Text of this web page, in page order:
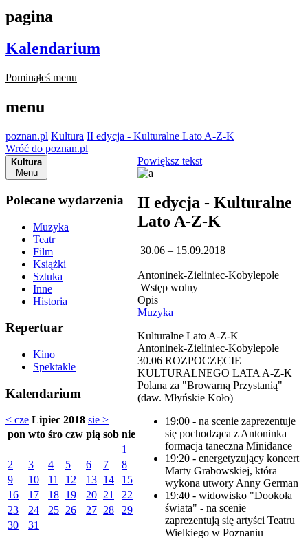
pagina
Kalendarium
Pominąłeś menu
menu
poznan.pl Kultura II edycja - Kulturalne Lato A-Z-K
Wróć do poznan.pl
Kultura
Menu
Polecane wydarzenia
Muzyka
Teatr
Film
Książki
Sztuka
Inne
Historia
Repertuar
Kino
Spektakle
Kalendarium
< cze Lipiec 2018 sie >
pon wto śro czw pią sob nie
1
2
3 4 5 6 7
8
9
10 11 12 13 14
15
16
17 18 19 20 21
22
23
24 25 26 27 28
29
30
31
Powiększ tekst
II edycja - Kulturalne
Lato A-Z-K
30.06 – 15.09.2018
Antoninek-Zieliniec-Kobylepole
Wstęp wolny
Opis
Muzyka
Kulturalne Lato A-Z-K
Antoninek-Zieliniec-Kobylepole
30.06 ROZPOCZĘCIE
KULTURALNEGO LATA A-Z-K
Polana za "Browarną Przystanią"
(daw. Młyńskie Koło)
19:00 - na scenie zaprezentuje
się pochodząca z Antoninka
formacja taneczna Minidance
19:20 - energetyzujący koncert
Marty Grabowskiej, która
wykona utwory Anny German
19:40 - widowisko "Dookoła
świata" - na scenie
zaprezentują się artyści Teatru
Wielkiego w Poznaniu